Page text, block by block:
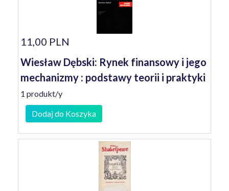
11,00 PLN
Wiesław Dębski: Rynek finansowy i jego
mechanizmy : podstawy teorii i praktyki
1 produkt/y
Dodaj do Koszyka